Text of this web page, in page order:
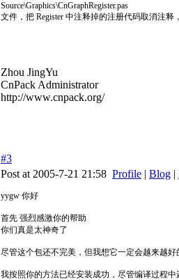
Source\Graphics\CnGraphRegister.pas
文件，把 Register 中注释掉的注册代码取消注释
Zhou JingYu
CnPack Administrator
http://www.cnpack.org/
#3
Post at 2005-7-21 21:58 Profile | Blog |
yygw 你好
首先 强烈感激你的帮助
你们真是太神奇了
尽管这个包还不完美，但我想它一定会越来越好
我按照你的方法已经安装成功，尽管编译过程